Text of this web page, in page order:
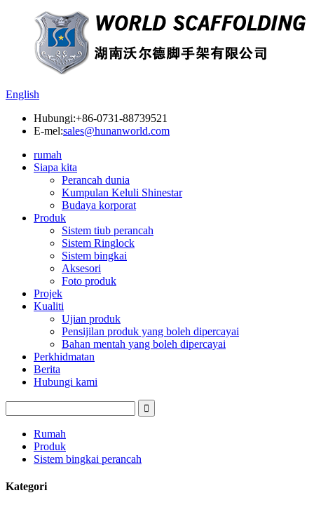
English
Hubungi:+86-0731-88739521
E-mel:sales@hunanworld.com
rumah
Siapa kita
Perancah dunia
Kumpulan Keluli Shinestar
Budaya korporat
Produk
Sistem tiub perancah
Sistem Ringlock
Sistem bingkai
Aksesori
Foto produk
Projek
Kualiti
Ujian produk
Pensijilan produk yang boleh dipercayai
Bahan mentah yang boleh dipercayai
Perkhidmatan
Berita
Hubungi kami
Rumah
Produk
Sistem bingkai perancah
Kategori